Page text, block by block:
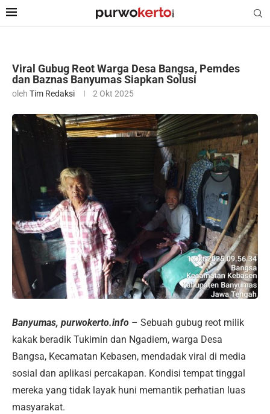
Viral Gubug Reot Warga Desa Bangsa, Pemdes
dan Baznas Banyumas Siapkan Solusi
oleh Tim Redaksi 2 Okt 2025
Banyumas, purwokerto.info – Sebuah gubug reot milik
kakak beradik Tukimin dan Ngadiem, warga Desa
Bangsa, Kecamatan Kebasen, mendadak viral di media
sosial dan aplikasi percakapan. Kondisi tempat tinggal
mereka yang tidak layak huni memantik perhatian luas
masyarakat.